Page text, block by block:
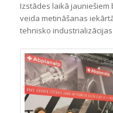
Izstādes laikā
veida metināšanas
tehnisko